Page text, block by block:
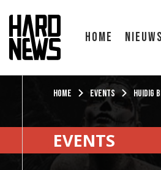
Home Nieuws
Home Events Huidig
EVENTS